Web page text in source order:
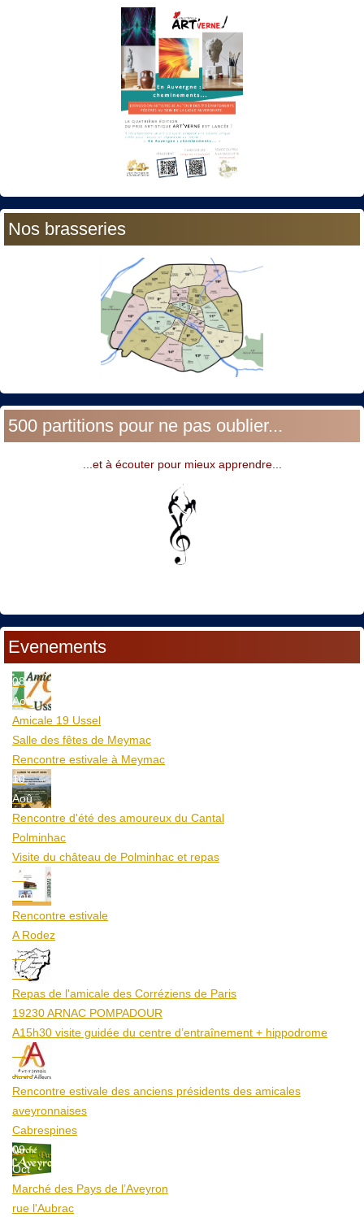
Nos brasseries
500 partitions pour ne pas oublier...
...et à écouter pour mieux apprendre...
Evenements
08
Aoû
Amicale 19 Ussel
Salle des fêtes de Meymac
Rencontre estivale à Meymac
10
Aoû
Rencontre d'été des amoureux du Cantal
Polminhac
Visite du château de Polminhac et repas
12
Aoû
Rencontre estivale
A Rodez
23
Aoû
Repas de l'amicale des Corréziens de Paris
19230 ARNAC POMPADOUR
A15h30 visite guidée du centre d’entraînement + hippodrome
25
Aoû
Rencontre estivale des anciens présidents des amicales
aveyronnaises
Cabrespines
09
Oct
Marché des Pays de l’Aveyron
rue l'Aubrac